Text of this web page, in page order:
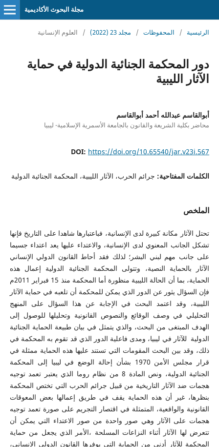
مجلة البحوث الأكاديمية
الرئيسية / المحفوظات / مجلد 23 (2022) / العلوم الإنسانية
دور المحكمة الجنائية الدولية في حماية
الآثار الليبية
أبوالقاسم عبدالله أحمد أبوالقاسم
محاضر بكلية الشريعة والقانون بالجامعة الأسمرية الإسلامية- ليبيا
DOI: https://doi.org/10.65540/jar.v23i.567
الكلمات المفتاحية: جرائم الحرب، الآثار الليبية، المحكمة الجنائية الدولية
الملخص
تحتل الآثار مكانة كبيرة لدى الإنسانية، فباعتبارها شاهدا على التاريخ فإنها
تشكل الجانب المعنوي لدى الإنسانية، والاعتداء عليها يعد اعتداء جسيما
على جانب مهم لبني البشر؛ لذلك فقد أحاط القانون الدولي الإنساني
الآثار بالحماية النصية، وتتولى المحكمة الجنائية الدولية إعمال هذه
الحماية، بما أن الحالة الليبية منظورة أما المحكمة منذ 15 فبراير 2011م
فإن السؤال يثور عن الدور الذي يمكن للمحكمة أن تلعبه في حماية الآثار
الليبية، وقد اعتمد البحث في الإجابة عن هذا السؤال على المنهج
التحليلي في وصف الوقائع والنصوص القانونية وتحليلها للوصول إلى
الهدف المبتغى من البحث، والذي يتمثل في بيان طبيعة الحماية الجنائية
الدولية للآثار في ليبيا، ومدى فاعلية الدور الذي قد تقوم به المحكمة في
ذلك، وقد بين البحث المقومات التي تستند عليها هذه الحماية ممثلة في
قرار مجلس الأمن 1970 بشأن إحالة الوضع في ليبيا إلى المحكمة
الجنائية الدولية، ونص المادة 8 من نظام روما الذي يعتبر تعمد توجيه
هجمات ضد الآثار التاريخية من قبيل جرائم الحرب التي تختص المحكمة
بنظرها، غير أن هذه الحماية يقف في طريق إعمالها بعض المعوقات
القانونية والواقعية، المتمثلة في اقتصار التجريم على صورة تعمد توجيه
هجمات على الآثار وهي صور واحدة من صور الاعتداء التي يمكن أن
تتعرض لها الآثار أثناء النزاعات المسلحة ،الأمر الذي يجعل من حماية
المحكمة للآثار أدنى من الحماية التي يوفرها القانون الدولي الإنساني،